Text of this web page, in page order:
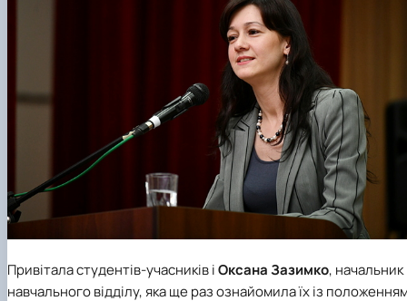
Привітала студентів-учасників іОксана Зазимко, начальник
навчального відділу, яка ще раз ознайомила їх із